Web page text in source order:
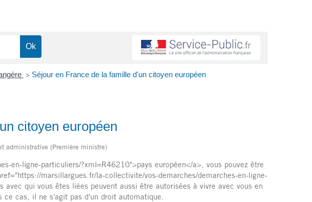
> Séjour en France de la famille d'un citoyen européen
citoyen européen
administrative (Première ministre)
en-ligne-particuliers/?xml=R46210">pays européen</a>, vous pouvez être
marsillargues.fr/la-collectivite/vos-demarches/demarches-en-ligne-
qui vous êtes liées peuvent aussi être autorisées à vivre avec vous en
cas, il ne s'agit pas d'un droit automatique.